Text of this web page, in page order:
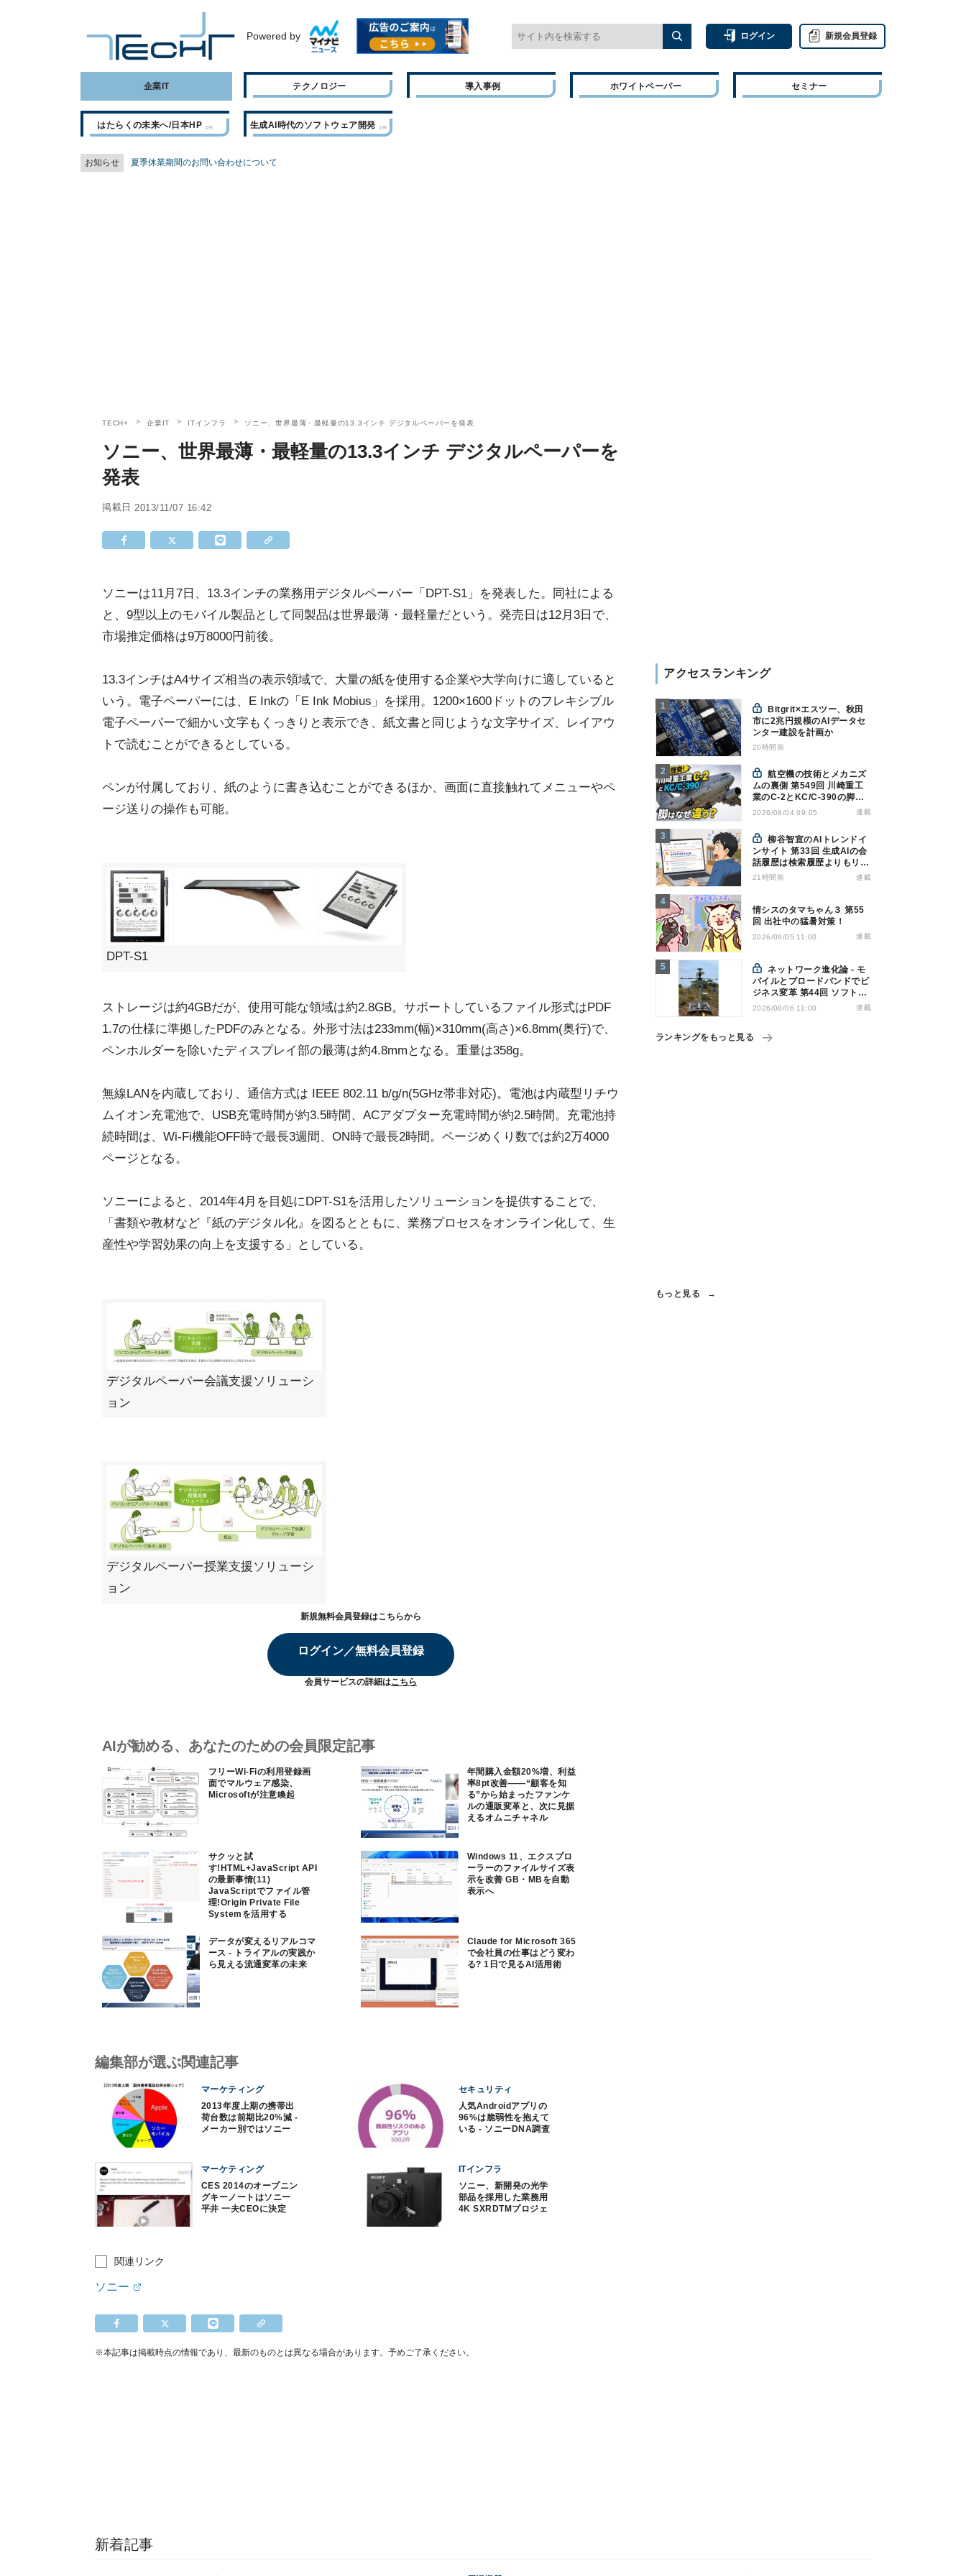
Powered by ログイン 新規会員登録
企業IT テクノロジー 導入事例 ホワイトペーパー セミナー
はたらくの未来へ/日本HP 生成AI時代のソフトウェア開発
お知らせ 夏季休業期間のお問い合わせについて
TECH+ 企業IT ITインフラ ソニー、世界最薄・最軽量の13.3インチ デジタルペーパーを発表
ソニー、世界最薄・最軽量の13.3インチ デジタルペーパーを
発表
掲載日 2013/11/07 16:42
ソニーは11月7日、13.3インチの業務用デジタルペーパー「DPT-S1」を発表した。同社による
と、9型以上のモバイル製品として同製品は世界最薄・最軽量だという。発売日は12月3日で、
市場推定価格は9万8000円前後。
13.3インチはA4サイズ相当の表示領域で、大量の紙を使用する企業や大学向けに適していると
いう。電子ペーパーには、E Inkの「E Ink Mobius」を採用。1200×1600ドットのフレキシブル
電子ペーパーで細かい文字もくっきりと表示でき、紙文書と同じような文字サイズ、レイアウ
トで読むことができるとしている。
ペンが付属しており、紙のように書き込むことができるほか、画面に直接触れてメニューやペ
ージ送りの操作も可能。
DPT-S1
ストレージは約4GBだが、使用可能な領域は約2.8GB。サポートしているファイル形式はPDF
1.7の仕様に準拠したPDFのみとなる。外形寸法は233mm(幅)×310mm(高さ)×6.8mm(奥行)で、
ペンホルダーを除いたディスプレイ部の最薄は約4.8mmとなる。重量は358g。
無線LANを内蔵しており、通信方式は IEEE 802.11 b/g/n(5GHz帯非対応)。電池は内蔵型リチウ
ムイオン充電池で、USB充電時間が約3.5時間、ACアダプター充電時間が約2.5時間。充電池持
続時間は、Wi-Fi機能OFF時で最長3週間、ON時で最長2時間。ページめくり数では約2万4000
ページとなる。
ソニーによると、2014年4月を目処にDPT-S1を活用したソリューションを提供することで、
「書類や教材など『紙のデジタル化』を図るとともに、業務プロセスをオンライン化して、生
産性や学習効果の向上を支援する」としている。
デジタルペーパー会議支援ソリューシ
ョン
デジタルペーパー授業支援ソリューシ
ョン
新規無料会員登録はこちらから
ログイン／無料会員登録
会員サービスの詳細はこちら
AIが勧める、あなたのための会員限定記事
フリーWi-Fiの利用登録画
面でマルウェア感染、
Microsoftが注意喚起
年間購入金額20%増、利益
率8pt改善——“顧客を知
る”から始まったファンケ
ルの通販変革と、次に見据
えるオムニチャネル
サクッと試
す!HTML+JavaScript API
の最新事情(11)
JavaScriptでファイル管
理!Origin Private File
Systemを活用する
Windows 11、エクスプロ
ーラーのファイルサイズ表
示を改善 GB・MBを自動
表示へ
データが変えるリアルコマ
ース - トライアルの実践か
ら見える流通変革の未来
Claude for Microsoft 365
で会社員の仕事はどう変わ
る? 1日で見るAI活用術
アクセスランキング
Bitgrit×エスツー、秋田
市に2兆円規模のAIデータセ
ンター建設を計画か
20時間前
航空機の技術とメカニズ
ムの裏側 第549回 川崎重工
業のC-2とKC/C-390の脚は
なぜ違う? - 降着装置は複雑
2026/08/04 09:05 連載
柳谷智宣のAIトレンドイ
ンサイト 第33回 生成AIの会
話履歴は検索履歴よりもリス
キー？今のうちに情報漏洩対
21時間前 連載
情シスのタマちゃん３ 第55
回 出社中の猛暑対策！
2026/08/05 11:00 連載
ネットワーク進化論 - モ
バイルとブロードバンドでビ
ジネス変革 第44回 ソフトバ
ンクが「HAPS」のプレ商用
2026/08/06 11:00 連載
ランキングをもっと見る
もっと見る
編集部が選ぶ関連記事
マーケティング
2013年度上期の携帯出
荷台数は前期比20%減 -
メーカー別ではソニー
セキュリティ
人気Androidアプリの
96%は脆弱性を抱えて
いる - ソニーDNA調査
マーケティング
CES 2014のオープニン
グキーノートはソニー
平井 一夫CEOに決定
ITインフラ
ソニー、新開発の光学
部品を採用した業務用
4K SXRDTMプロジェ
関連リンク
ソニー
※本記事は掲載時点の情報であり、最新のものとは異なる場合があります。予めご了承ください。
新着記事